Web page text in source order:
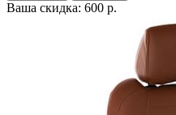
Ваша скидка: 600 р.